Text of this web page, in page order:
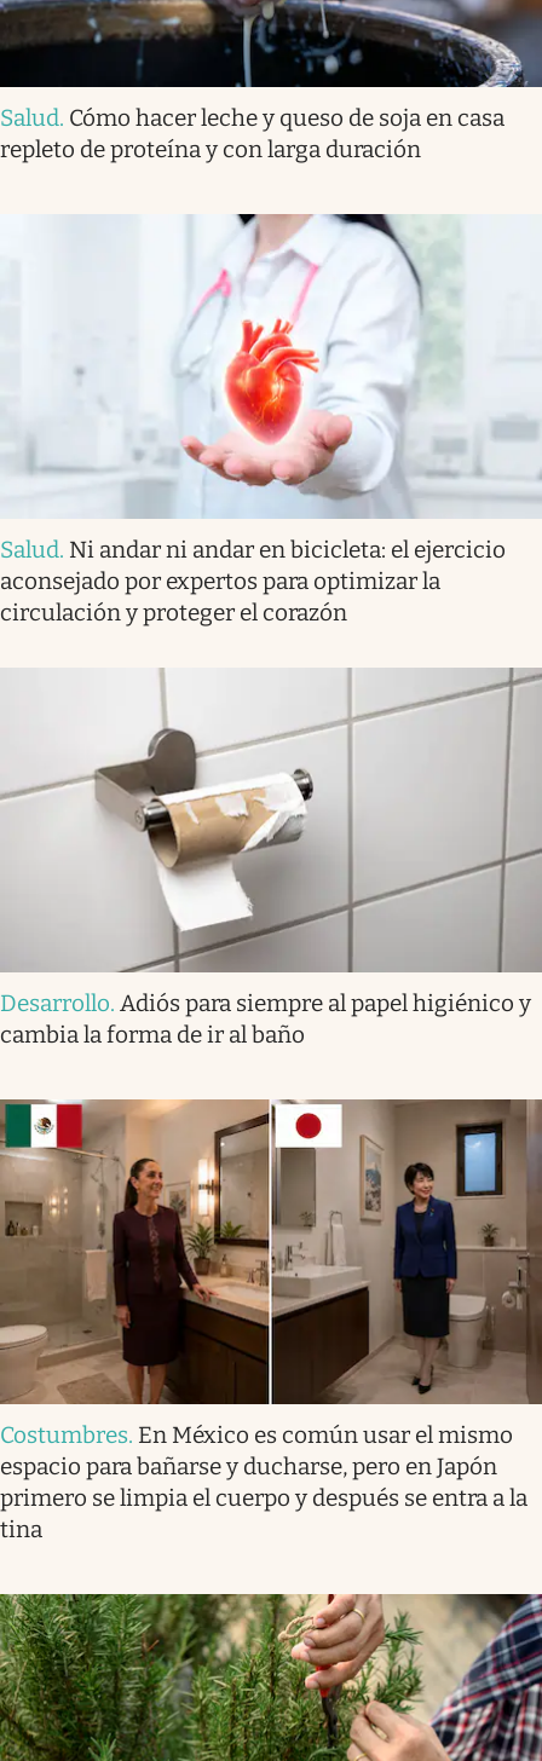
Salud. Cómo hacer leche y queso de soja en casa
repleto de proteína y con larga duración
Salud. Ni andar ni andar en bicicleta: el ejercicio
aconsejado por expertos para optimizar la
circulación y proteger el corazón
Desarrollo. Adiós para siempre al papel higiénico y
cambia la forma de ir al baño
Costumbres. En México es común usar el mismo
espacio para bañarse y ducharse, pero en Japón
primero se limpia el cuerpo y después se entra a la
tina